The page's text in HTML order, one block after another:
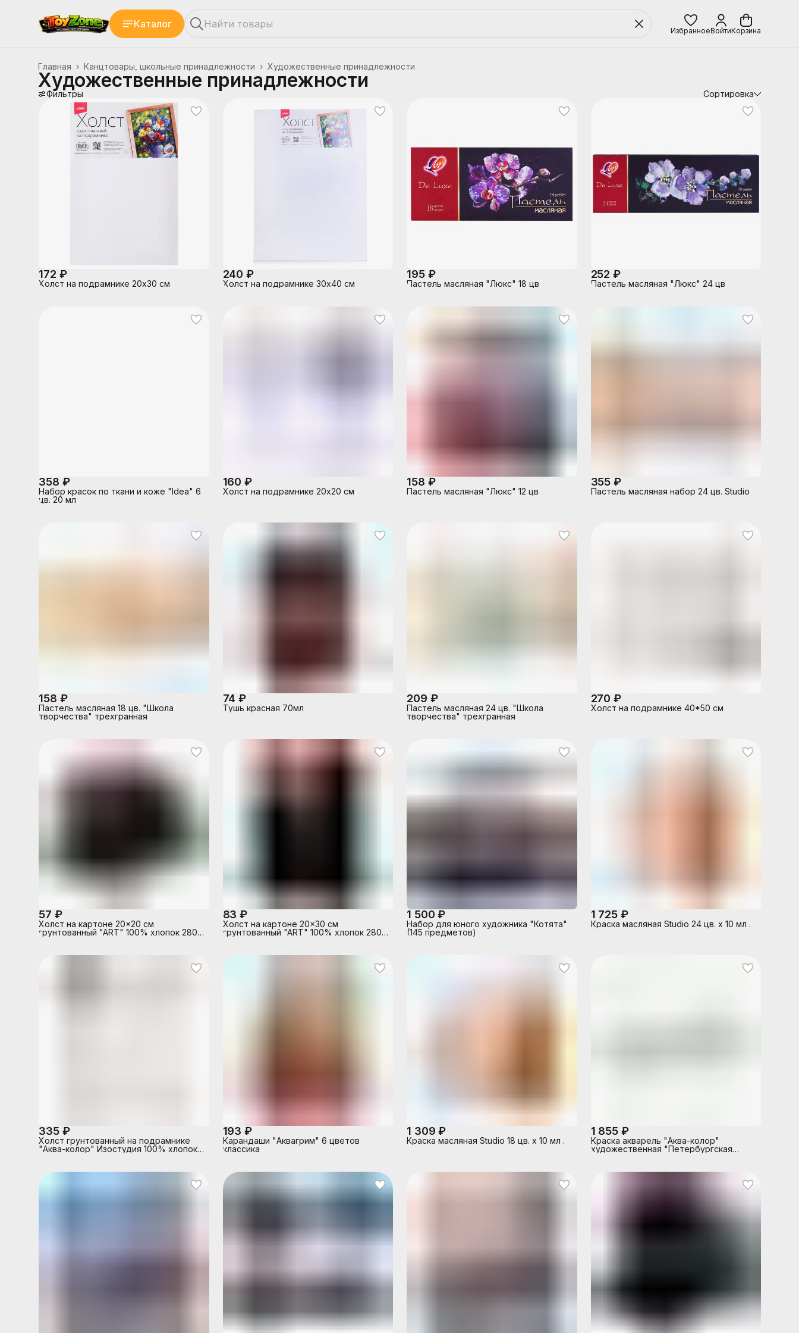
Каталог
ИзбранноеВойтиКорзина
Художественные принадлежности
Канцтовары, школьные принадлежности ›
Главная ›
Художественные принадлежности
Фильтры Сортировка
172 ₽
Холст на подрамнике 20х30 см
240 ₽
Холст на подрамнике 30х40 см
195 ₽
Пастель масляная "Люкс" 18 цв
252 ₽
Пастель масляная "Люкс" 24 цв
358 ₽
Набор красок по ткани и коже "Idea" 6
цв. 20 мл
160 ₽
Холст на подрамнике 20х20 см
158 ₽
Пастель масляная "Люкс" 12 цв
355 ₽
Пастель масляная набор 24 цв. Studio
158 ₽
Пастель масляная 18 цв. "Школа
творчества" трехгранная
74 ₽
Тушь красная 70мл
209 ₽
Пастель масляная 24 цв. "Школа
творчества" трехгранная
270 ₽
Холст на подрамнике 40*50 см
57 ₽
Холст на картоне 20x20 см
грунтованный "ART" 100% хлопок 280
83 ₽
Холст на картоне 20x30 см
грунтованный "ART" 100% хлопок 280
1 500 ₽
Набор для юного художника "Котята"
(145 предметов)
1 725 ₽
Краска масляная Studio 24 цв. х 10 мл .
335 ₽
Холст грунтованный на подрамнике
"Аква-колор" Изостудия 100% хлопок
193 ₽
Карандаши "Аквагрим" 6 цветов
классика
1 309 ₽
Краска масляная Studio 18 цв. х 10 мл .
1 855 ₽
Краска акварель "Аква-колор"
художественная "Петербургская